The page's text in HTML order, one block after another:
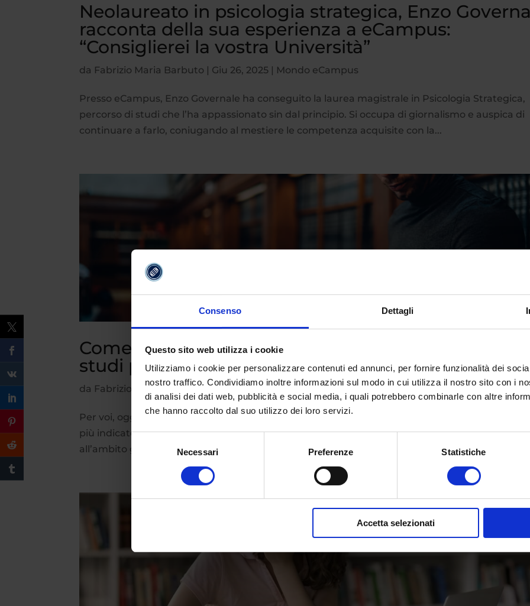
Consenso Dettagli
Questo sito web utilizza i cookie
Utilizziamo i cookie per personalizzare contenuti ed annunci, per fornire funzionalità dei
nostro traffico. Condividiamo inoltre informazioni sul modo in cui utilizza il nostro sito con i
di analisi dei dati web, pubblicità e social media, i quali potrebbero combinarle con altre
che hanno raccolto dal suo utilizzo dei loro servizi.
Selezione
del
Necessari Preferenze Statistiche
Accetta selezionati
Neolaureato in psicologia strategica, Enzo
racconta della sua esperienza a eCampus:
“Consiglierei la vostra Università”
da Fabrizio Maria Barbuto | Giu 26, 2025 | Mondo eCampus
Presso eCampus, Enzo Governale ha conseguito la laurea magistrale in Psicologia Strategica,
percorso di studi che l’ha appassionato sin dal principio. Si occupa di giornalismo e auspica di
continuare a farlo, coniugando al mestiere le competenza acquisite con la...
Come diventare Psicologo Giuridico: percorso di
studi più indicato e consigli pratici
da Fabrizio Maria Barbuto |Giu 20, 2025|Orientamento
Per voi, oggi esploriamo la figura dello psicologo giuridico, aiutandovi a capire quale sia il
più indicato per avviarne la professione. Uno psicologo giuridico applica strumenti psicologici
all’ambito giuridico. Il suo compito è di fornire consulenze,...